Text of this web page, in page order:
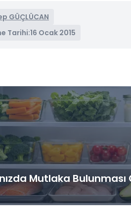
GÜÇLÜCAN
Tarihi:16 Ocak 2015
Mutlaka Bulunması